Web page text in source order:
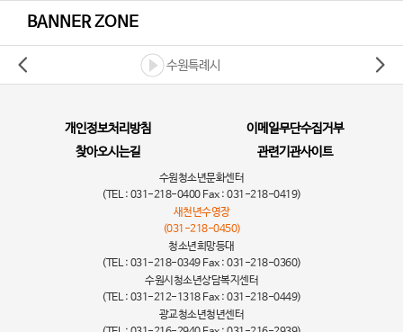
BANNER ZONE
수원특례시
개인정보처리방침
이메일무단수집거부
찾아오시는길
관련기관사이트
수원청소년문화센터
(TEL : 031-218-0400 Fax : 031-218-0419)
새천년수영장
(031-218-0450)
청소년희망등대
(TEL : 031-218-0349 Fax : 031-218-0360)
수원시청소년상담복지센터
(TEL : 031-212-1318 Fax : 031-218-0449)
광교청소년청년센터